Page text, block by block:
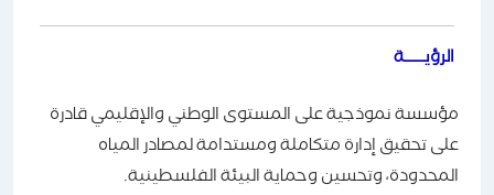
الرؤيــــــة
مؤسسة نموذجية على المستوى الوطني والإقليمي قادرة
على تحقيق إدارة متكاملة ومستدامة لمصادر المياه
المحدودة، وتحسين وحماية البيئة الفلسطينية.